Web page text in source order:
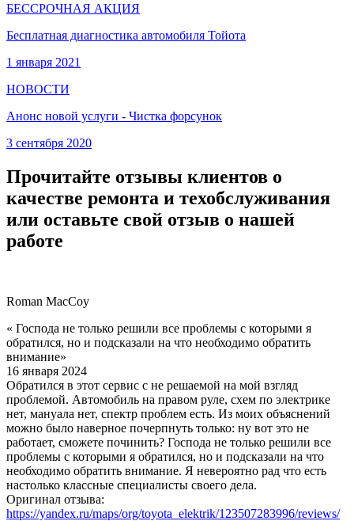
БЕССРОЧНАЯ АКЦИЯ
Бесплатная диагностика автомобиля Тойота
1 января 2021
НОВОСТИ
Анонс новой услуги - Чистка форсунок
3 сентября 2020
Прочитайте отзывы клиентов о
качестве ремонта и техобслуживания
или оставьте свой отзыв о нашей
работе
Roman MacCoy
« Господа не только решили все проблемы с которыми я
обратился, но и подсказали на что необходимо обратить
внимание»
16 января 2024
Обратился в этот сервис с не решаемой на мой взгляд
проблемой. Автомобиль на правом руле, схем по электрике
нет, мануала нет, спектр проблем есть. Из моих объяснений
можно было наверное почерпнуть только: ну вот это не
работает, сможете починить? Господа не только решили все
проблемы с которыми я обратился, но и подсказали на что
необходимо обратить внимание. Я невероятно рад что есть
настолько классные специалисты своего дела.
Оригинал отзыва:
https://yandex.ru/maps/org/toyota_elektrik/123507283996/reviews/